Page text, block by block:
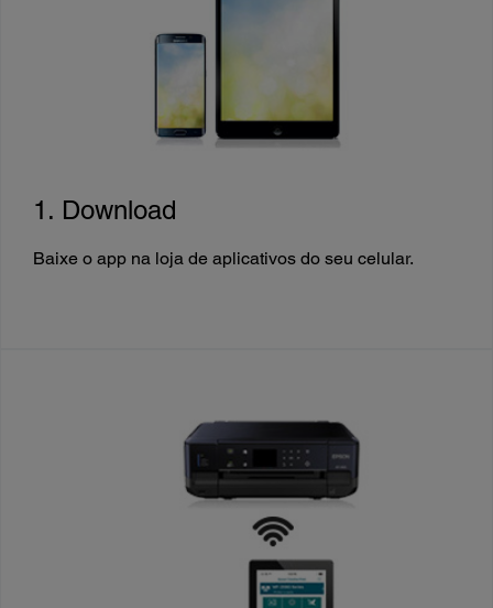
1. Download
Baixe o app na loja de aplicativos do seu celular.